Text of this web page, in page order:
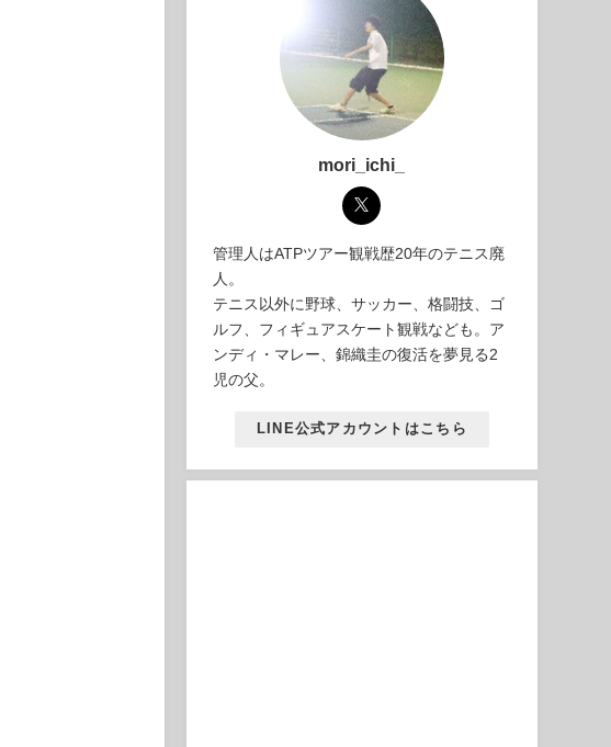
mori_ichi_
管理人はATPツアー観戦歴20年のテニス廃
人。
テニス以外に野球、サッカー、格闘技、ゴ
ルフ、フィギュアスケート観戦なども。ア
ンディ・マレー、錦織圭の復活を夢見る2
児の父。
LINE公式アカウントはこちら